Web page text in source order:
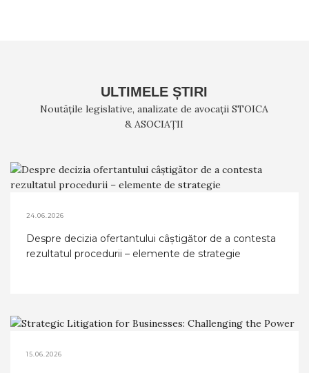
ULTIMELE ȘTIRI
Noutățile legislative, analizate de avocații STOICA
& ASOCIAȚII
24.06.2026
Despre decizia ofertantului câştigător de a contesta
rezultatul procedurii – elemente de strategie
15.06.2026